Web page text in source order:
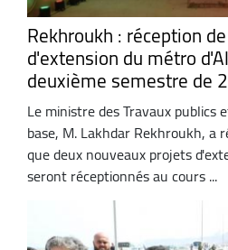
Rekhroukh : réception
d'extension du métro
deuxième semestre de
Le ministre des Travaux
base, M. Lakhdar Rekhroukh, a
que deux nouveaux projets
seront réceptionnés au cours ...